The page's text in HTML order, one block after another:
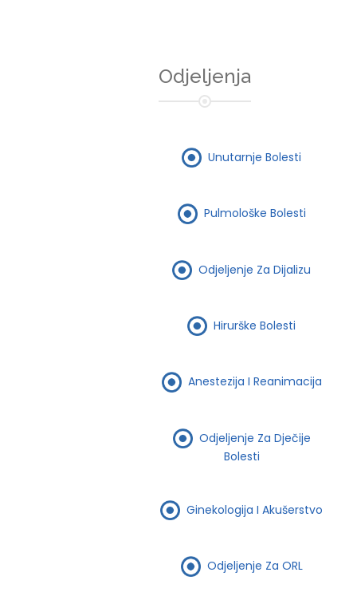
Odjeljenja
Unutarnje Bolesti
Pulmološke Bolesti
Odjeljenje Za Dijalizu
Hirurške Bolesti
Anestezija I Reanimacija
Odjeljenje Za Dječije
Bolesti
Ginekologija I Akušerstvo
Odjeljenje Za ORL